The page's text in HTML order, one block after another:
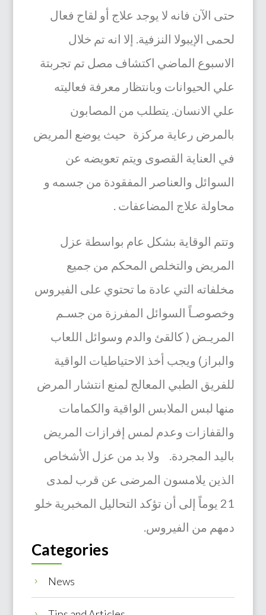
حتى الآن فانه لا يوجد علاج أو لقاح فعال
لحمى الإيبولا النزفية. إلا انه تم خلال
الاسبوع الماضي اكتشاف مصل تم تجربتة
علي الحيوانات وبانتظار معرفة فعاليته
علي الانسان. يتطلب من المصابون
بالمرض رعاية مركزة حيث يوضع المريض
في العناية القصوى ويتم تعويضه عن
السوائل والعناصر المفقودة من جسمه و
محاولة علاج المضاعفات .
وتتم الوقاية بشكل عام بواسطة عزل
المريض والتخلص المحكم من جميع
مخلفاته التي عادة ما تحتوي على الفيروس
وخصوصـاً السوائل المفرزة من جسـم
المريـض ( كالقئ والدم وسوائل اللعاب
والبراز) ويجب أخذ الاحتياطيات الواقية
للفريق الطبي المعالج لمنع انتشار المرض
منها لبس الملابس الواقية والكمامات
والقفازات وعدم لمس إفرازات المريض
باليد المجردة. ولا بد من عزل الأشخاص
الذين يلامسون المرضى عن قرب لمدى
21 يوماً إلى أن تؤكد التحاليل المخبرية خلو
دمهم من الفيروس.
Categories
5 News